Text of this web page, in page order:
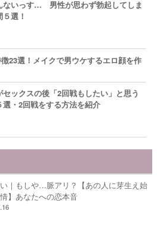
ないっす… 男性が思わず勃起してしま
選！
23選！メイクで男ウケするエロ顔を作
セックスの後「2回戦もしたい」と思う
選・2回戦をする方法を紹介
｜もしや…脈アリ？【あの人に芽生え始
】あなたへの恋本音